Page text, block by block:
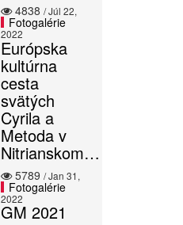
4838
Fotogalérie
/ Júl 22,
2022
Európska
kultúrna
cesta
svätých
Cyrila a
Metoda v
Nitrianskom…
5789
Fotogalérie
/ Jan 31,
2022
GM 2021